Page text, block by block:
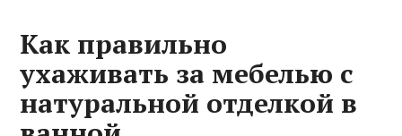
Как правильно
ухаживать за мебелью с
натуральной отделкой в